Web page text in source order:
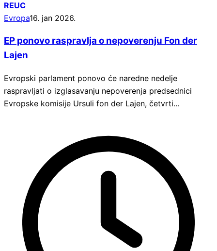
REUC
Evropa16. jan 2026.
EP ponovo raspravlja o nepoverenju Fon der
Lajen
Evropski parlament ponovo će naredne nedelje
raspravljati o izglasavanju nepoverenja predsednici
Evropske komisije Ursuli fon der Lajen, četvrti…